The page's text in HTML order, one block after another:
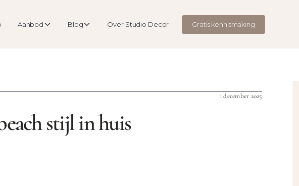
Aanbod Blog Over Studio Decor Gratis kennismaking
1 december 2025
stijl in huis